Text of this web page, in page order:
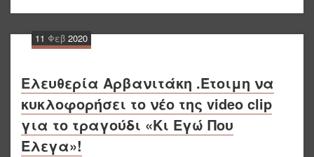
11 Φεβ 2020
Ελευθερία Αρβανιτάκη .Έτοιμη να
κυκλοφορήσει το νέο της video clip
για το τραγούδι «Κι Εγώ Που
Έλεγα»!